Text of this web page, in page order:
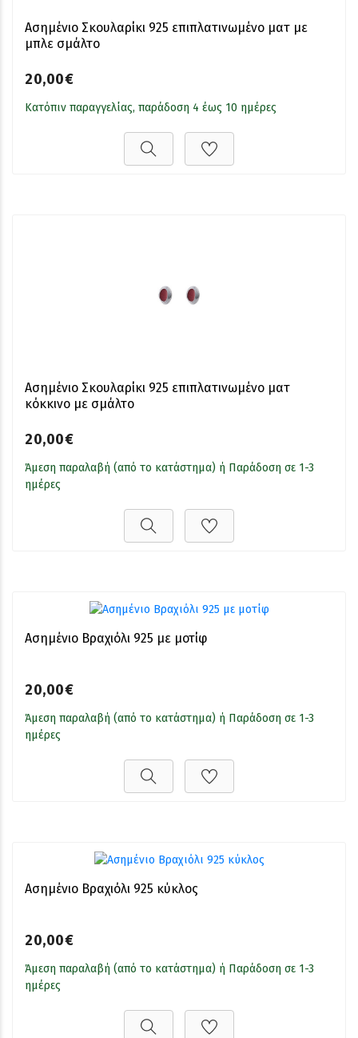
Ασημένιο Σκουλαρίκι 925 επιπλατινωμένο ματ με
μπλε σμάλτο
20,00€
Κατόπιν παραγγελίας, παράδοση 4 έως 10 ημέρες
Ασημένιο Σκουλαρίκι 925 επιπλατινωμένο ματ
κόκκινο με σμάλτο
20,00€
Άμεση παραλαβή (από το κατάστημα) ή Παράδοση σε 1-3
ημέρες
Ασημένιο Βραχιόλι 925 με μοτίφ
20,00€
Άμεση παραλαβή (από το κατάστημα) ή Παράδοση σε 1-3
ημέρες
Ασημένιο Βραχιόλι 925 κύκλος
20,00€
Άμεση παραλαβή (από το κατάστημα) ή Παράδοση σε 1-3
ημέρες